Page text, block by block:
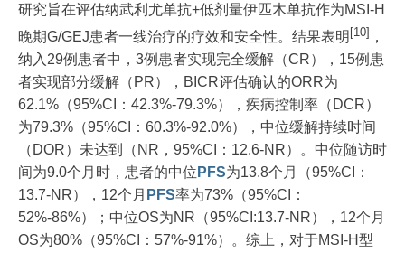
研究旨在评估纳武利尤单抗+低剂量伊匹木单抗作为MSI-H
晚期G/GEJ患者一线治疗的疗效和安全性。结果表明 [10] ，
纳入29例患者中，3例患者实现完全缓解（CR），15例患
者实现部分缓解（PR），BICR评估确认的ORR为
62.1%（95%CI：42.3%-79.3%），疾病控制率（DCR）
为79.3%（95%CI：60.3%-92.0%），中位缓解持续时间
（DOR）未达到（NR，95%CI：12.6-NR）。中位随访时
间为9.0个月时，患者的中位 PFS为13.8个月（95%CI：
13.7-NR），12个月 PFS率为73%（95%CI：
52%-86%）；中位OS为NR（95%CI:13.7-NR），12个月
OS为80%（95%CI：57%-91%）。综上，对于MSI-H型